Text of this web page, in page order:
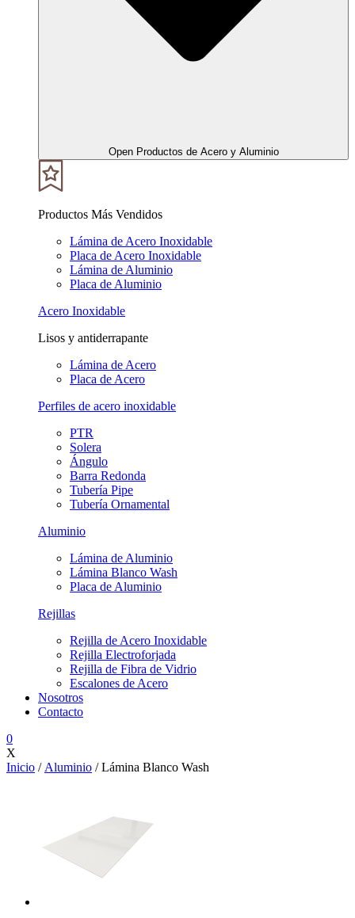
Open Productos de Acero y Aluminio
Productos Más Vendidos
Lámina de Acero Inoxidable
Placa de Acero Inoxidable
Lámina de Aluminio
Placa de Aluminio
Acero Inoxidable
Lisos y antiderrapante
Lámina de Acero
Placa de Acero
Perfiles de acero inoxidable
PTR
Solera
Ángulo
Barra Redonda
Tubería Pipe
Tubería Ornamental
Aluminio
Lámina de Aluminio
Lámina Blanco Wash
Placa de Aluminio
Rejillas
Rejilla de Acero Inoxidable
Rejilla Electroforjada
Rejilla de Fibra de Vidrio
Escalones de Acero
Nosotros
Contacto
0
X
Inicio /Aluminio / Lámina Blanco Wash